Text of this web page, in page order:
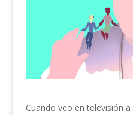
Cuando veo en televisión a